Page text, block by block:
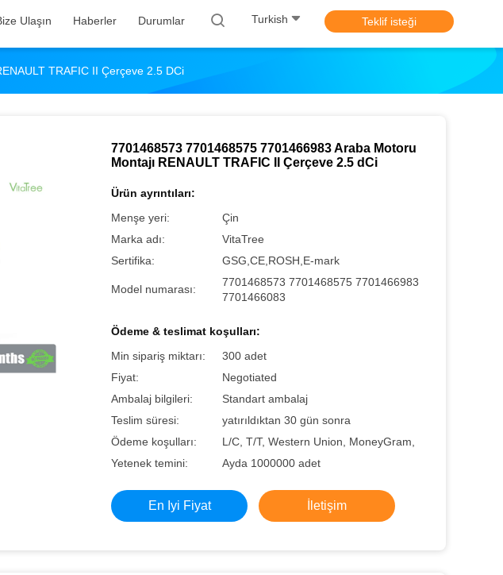
Ulaşın Haberler Durumlar Turkish Teklif isteği
TRAFIC II Çerçeve 2.5 DCi
7701468573 7701468575 7701466983 Araba Motoru
Montajı RENAULT TRAFIC II Çerçeve 2.5 dCi
Ürün ayrıntıları:
Menşe yeri:
Çin
Marka adı:
VitaTree
Sertifika:
GSG,CE,ROSH,E-mark
Model numarası:
7701468573 7701468575 7701466983
7701466083
Ödeme & teslimat koşulları:
Min sipariş miktarı:
300 adet
Fiyat:
Negotiated
Ambalaj bilgileri:
Standart ambalaj
Teslim süresi:
yatırıldıktan 30 gün sonra
Ödeme koşulları:
L/C, T/T, Western Union, MoneyGram,
Yetenek temini:
Ayda 1000000 adet
En Iyi Fiyat İletişim